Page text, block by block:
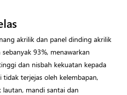
akrilik dan panel dinding akrilik
93%, menawarkan
dan nisbah kekuatan kepada
terjejas oleh kelembapan,
mandi santai dan